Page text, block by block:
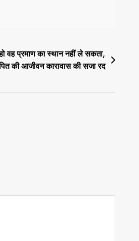
वह प्रमाण का स्थान नहीं ले सकता,
की आजीवन कारावास की सजा रद